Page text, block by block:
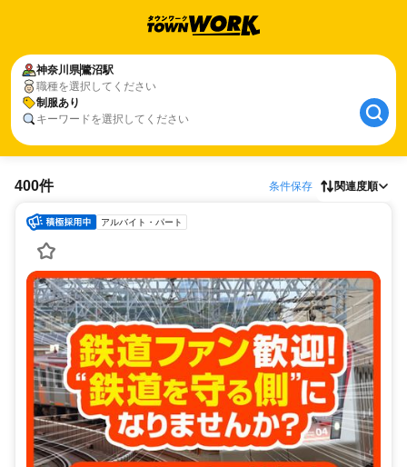
神奈川県鷺沼駅
職種を選択してください
制服あり
キーワードを選択してください
400件 条件保存 関連度順
アルバイト・パート